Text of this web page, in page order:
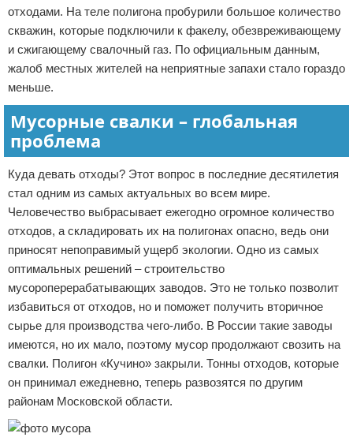
отходами. На теле полигона пробурили большое количество
скважин, которые подключили к факелу, обезвреживающему
и сжигающему свалочный газ. По официальным данным,
жалоб местных жителей на неприятные запахи стало гораздо
меньше.
Мусорные свалки – глобальная
проблема
Куда девать отходы? Этот вопрос в последние десятилетия
стал одним из самых актуальных во всем мире.
Человечество выбрасывает ежегодно огромное количество
отходов, а складировать их на полигонах опасно, ведь они
приносят непоправимый ущерб экологии. Одно из самых
оптимальных решений – строительство
мусороперерабатывающих заводов. Это не только позволит
избавиться от отходов, но и поможет получить вторичное
сырье для производства чего-либо. В России такие заводы
имеются, но их мало, поэтому мусор продолжают свозить на
свалки. Полигон «Кучино» закрыли. Тонны отходов, которые
он принимал ежедневно, теперь развозятся по другим
районам Московской области.